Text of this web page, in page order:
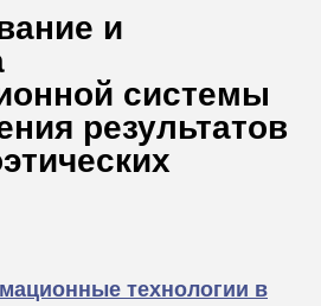
и
системы
результатов
технологии в